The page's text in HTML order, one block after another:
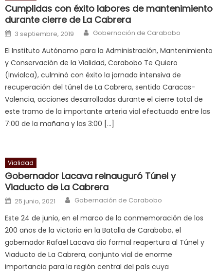
क
च
त
स
लग
आपक
पस
द,
sexy
bbw
a
long
hard
fuck,
क
Cumplidas con éxito labores de mantenimiento
durante cierre de La Cabrera
Posted on
3 septiembre, 2019 Author
Gobernación de Carabobo
El Instituto Autónomo para la Administración, Mantenimiento
y Conservación de la Vialidad, Carabobo Te Quiero
(Invialca), culminó con éxito la jornada intensiva de
recuperación del túnel de La Cabrera, sentido Caracas-
Valencia, acciones desarrolladas durante el cierre total de
este tramo de la importante arteria vial efectuado entre las
7:00 de la mañana y las 3:00 […]
Vialidad
Gobernador Lacava reinauguró Túnel y
Viaducto de La Cabrera
Posted on
25 junio, 2021 Author
Gobernación de Carabobo
Este 24 de junio, en el marco de la conmemoración de los
200 años de la victoria en la Batalla de Carabobo, el
gobernador Rafael Lacava dio formal reapertura al Túnel y
Viaducto de La Cabrera, conjunto vial de enorme
importancia para la región central del país cuya